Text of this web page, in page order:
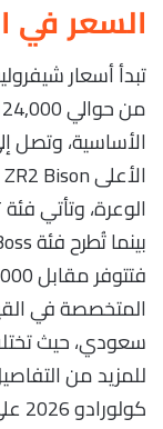
السعر في
سعودي، حيث
للمزيد من
كولورادو 2026 على موقع سيارة عبر الرابط أدناه.